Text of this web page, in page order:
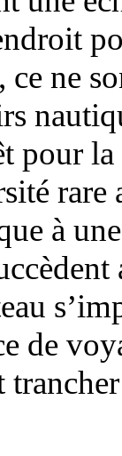
ne
pour
à
de